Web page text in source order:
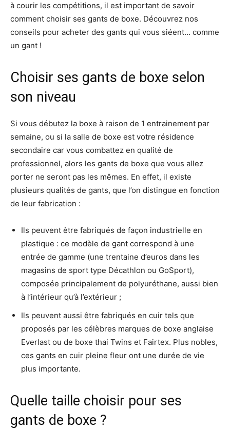
à courir les compétitions, il est important de savoir
comment choisir ses gants de boxe. Découvrez nos
conseils pour acheter des gants qui vous siéent… comme
un gant !
Choisir ses gants de boxe selon
son niveau
Si vous débutez la boxe à raison de 1 entrainement par
semaine, ou si la salle de boxe est votre résidence
secondaire car vous combattez en qualité de
professionnel, alors les gants de boxe que vous allez
porter ne seront pas les mêmes. En effet, il existe
plusieurs qualités de gants, que l’on distingue en fonction
de leur fabrication :
Ils peuvent être fabriqués de façon industrielle en
plastique : ce modèle de gant correspond à une
entrée de gamme (une trentaine d’euros dans les
magasins de sport type Décathlon ou GoSport),
composée principalement de polyuréthane, aussi bien
à l’intérieur qu’à l’extérieur ;
Ils peuvent aussi être fabriqués en cuir tels que
proposés par les célèbres marques de boxe anglaise
Everlast ou de boxe thai Twins et Fairtex. Plus nobles,
ces gants en cuir pleine fleur ont une durée de vie
plus importante.
Quelle taille choisir pour ses
gants de boxe ?